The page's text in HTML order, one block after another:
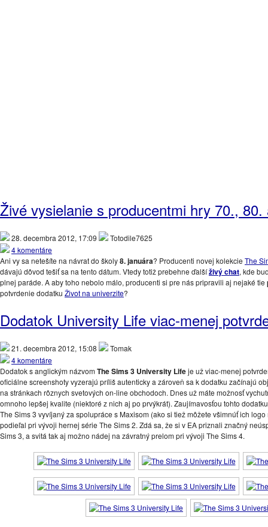
Živé vysielanie s producentmi hry 70.,
28. decembra 2012, 17:09
Totodile7625
4 komentáre
Ani vy sa netešíte na návrat do školy8. januára? Producenti novej kolekcie The
dávajú dôvod tešiť sa na tento dátum. Vtedy totiž prebehne ďalšíživý chat, kde
plnej paráde. A aby toho nebolo málo, producenti si pre nás pripravili aj nejaké tie
potvrdenie dodatku Život na univerzite?
Dodatok University Life viac-menej
21. decembra 2012, 15:08
Tomak
4 komentáre
Dodatok s anglickým názvomThe Sims 3 University Lifeje už viac-menej
oficiálne screenshoty vyzerajú príliš autenticky a zároveň sa k dodatku začínajú
na stránkach rôznych svetových on-line obchodoch. Dnes už máte možnosť
omnoho lepšej kvalite (niektoré z nich aj po prvýkrát). Zaujímavosťou tohto
The Sims 3 vyvíjaný za spolupráce s Maxisom (ako si tiež môžete všimnúť ich
podieľal pri vývoji hernej série The Sims 2. Zdá sa, že si v EA priznali značný
Sims 3, a svitá tak aj možno nádej na závratný prelom pri vývoji The Sims 4.